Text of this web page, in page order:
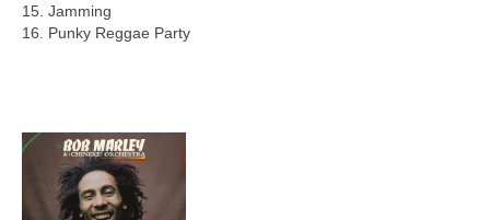
15. Jamming
16. Punky Reggae Party